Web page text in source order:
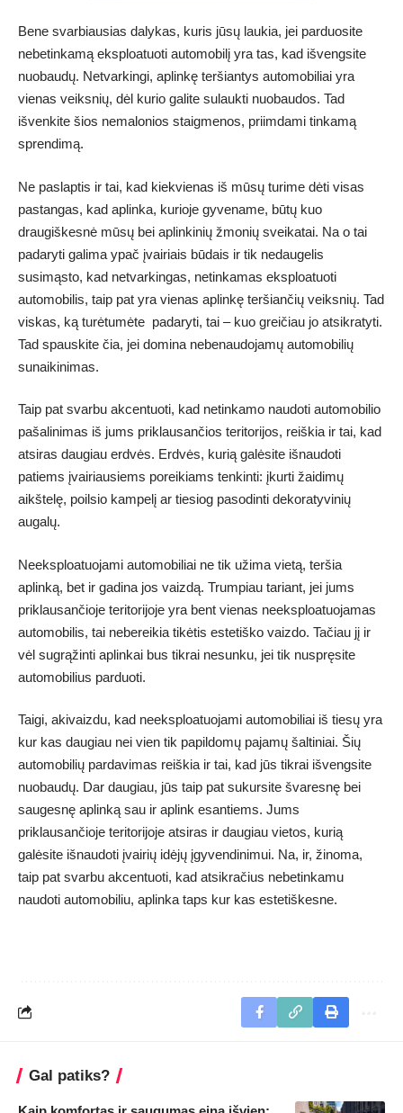
Bene svarbiausias dalykas, kuris jūsų laukia, jei parduosite
nebetinkamą eksploatuoti automobilį yra tas, kad išvengsite
nuobaudų. Netvarkingi, aplinkę teršiantys automobiliai yra
vienas veiksnių, dėl kurio galite sulaukti nuobaudos. Tad
išvenkite šios nemalonios staigmenos, priimdami tinkamą
sprendimą.
Ne paslaptis ir tai, kad kiekvienas iš mūsų turime dėti visas
pastangas, kad aplinka, kurioje gyvename, būtų kuo
draugiškesnė mūsų bei aplinkinių žmonių sveikatai. Na o tai
padaryti galima ypač įvairiais būdais ir tik nedaugelis
susimąsto, kad netvarkingas, netinkamas eksploatuoti
automobilis, taip pat yra vienas aplinkę teršiančių veiksnių. Tad
viskas, ką turėtumėte padaryti, tai – kuo greičiau jo atsikratyti.
Tad spauskite čia, jei domina nebenaudojamų automobilių
sunaikinimas.
Taip pat svarbu akcentuoti, kad netinkamo naudoti automobilio
pašalinimas iš jums priklausančios teritorijos, reiškia ir tai, kad
atsiras daugiau erdvės. Erdvės, kurią galėsite išnaudoti
patiems įvairiausiems poreikiams tenkinti: įkurti žaidimų
aikštelę, poilsio kampelį ar tiesiog pasodinti dekoratyvinių
augalų.
Neeksploatuojami automobiliai ne tik užima vietą, teršia
aplinką, bet ir gadina jos vaizdą. Trumpiau tariant, jei jums
priklausančioje teritorijoje yra bent vienas neeksploatuojamas
automobilis, tai nebereikia tikėtis estetiško vaizdo. Tačiau jį ir
vėl sugrąžinti aplinkai bus tikrai nesunku, jei tik nuspręsite
automobilius parduoti.
Taigi, akivaizdu, kad neeksploatuojami automobiliai iš tiesų yra
kur kas daugiau nei vien tik papildomų pajamų šaltiniai. Šių
automobilių pardavimas reiškia ir tai, kad jūs tikrai išvengsite
nuobaudų. Dar daugiau, jūs taip pat sukursite švaresnę bei
saugesnę aplinką sau ir aplink esantiems. Jums
priklausančioje teritorijoje atsiras ir daugiau vietos, kurią
galėsite išnaudoti įvairių idėjų įgyvendinimui. Na, ir, žinoma,
taip pat svarbu akcentuoti, kad atsikračius nebetinkamu
naudoti automobiliu, aplinka taps kur kas estetiškesne.
Gal patiks?